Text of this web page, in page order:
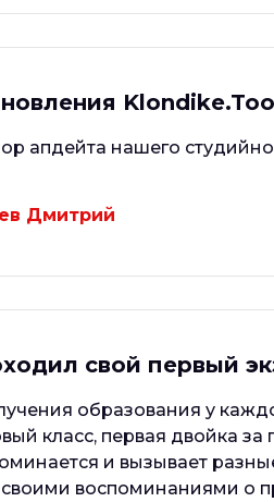
апдейта нашего
Дмитрий
свой первый
образования у
класс, первая двойка за
и вызывает
воспоминаниями о